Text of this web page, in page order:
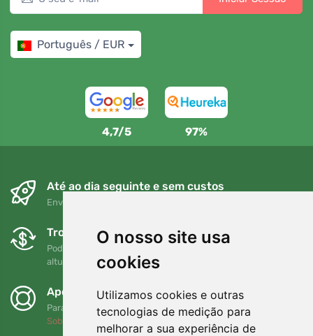
O nosso site usa
cookies
Utilizamos cookies e outras
tecnologias de medição para
melhorar a sua experiência de
Português / EUR
4,7/5 97%
Até ao dia seguinte e sem custos
Envio gratuito para encomendas superiores a 80 EUR
Trocas e devoluções gratuitas
Pode devolver ou trocar a sua encomenda em qualquer
altura no prazo de 90 dias
Apoiamos a Trees.org
Para cada encomenda plantamos uma árvore! Leia mais
Sobre nós